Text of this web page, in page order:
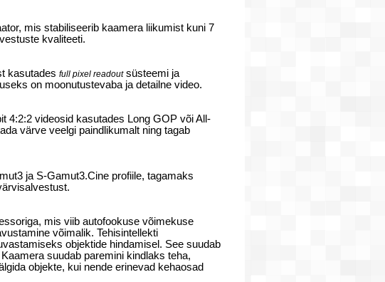
mis stabiliseerib kaamera liikumist kuni 7
kvaliteeti.
kasutades full pixel readoutsüsteemi ja
on moonutustevaba ja detailne video.
4:2:2 videosid kasutades Long GOP või All-
värve veelgi paindlikumalt ning tagab
ja S-Gamut3.Cine profiile, tagamaks
mis viib autofookuse võimekuse
võimalik. Tehisintellekti
objektide hindamisel. See suudab
suudab paremini kindlaks teha,
objekte, kui nende erinevad kehaosad